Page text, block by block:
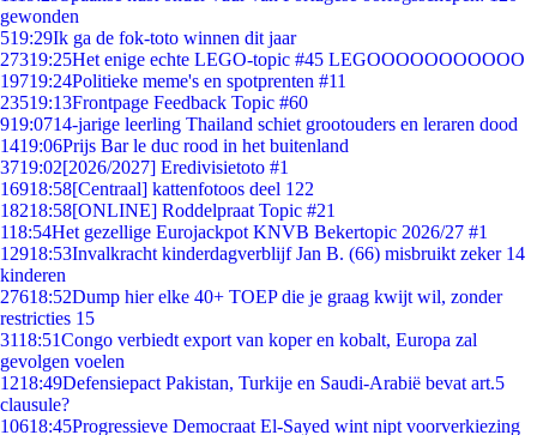
gewonden
519:29Ik ga de fok-toto winnen dit jaar
27319:25Het enige echte LEGO-topic #45 LEGOOOOOOOOOOO
19719:24Politieke meme's en spotprenten #11
23519:13Frontpage Feedback Topic #60
919:0714-jarige leerling Thailand schiet grootouders en leraren dood
1419:06Prijs Bar le duc rood in het buitenland
3719:02[2026/2027] Eredivisietoto #1
16918:58[Centraal] kattenfotoos deel 122
18218:58[ONLINE] Roddelpraat Topic #21
118:54Het gezellige Eurojackpot KNVB Bekertopic 2026/27 #1
12918:53Invalkracht kinderdagverblijf Jan B. (66) misbruikt zeker 14
kinderen
27618:52Dump hier elke 40+ TOEP die je graag kwijt wil, zonder
restricties 15
3118:51Congo verbiedt export van koper en kobalt, Europa zal
gevolgen voelen
1218:49Defensiepact Pakistan, Turkije en Saudi-Arabië bevat art.5
clausule?
10618:45Progressieve Democraat El-Sayed wint nipt voorverkiezing